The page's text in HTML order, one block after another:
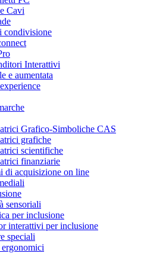
Cavi
condivisione
Interattivi
e aumentata
Grafico-Simboliche CAS
grafiche
scientifiche
finanziarie
di acquisizione on line
sensoriali
per inclusione
interattivi per inclusione
speciali